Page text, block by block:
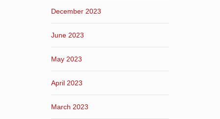
December 2023
June 2023
May 2023
April 2023
March 2023